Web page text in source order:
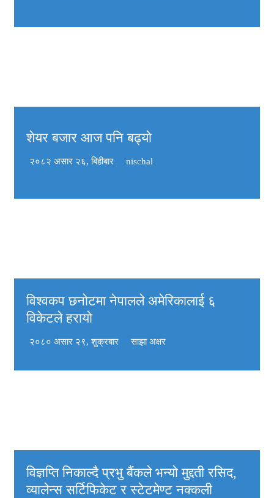
शेयर बजार आज पनि बढ्यो
२०८२ असार २६, बिहीबार nischal
विश्वकप छनोटमा नेपालले अमेरिकालाई ६
विकेटले हरायो
२०८० असार २९, शुक्रबार साझा अक्षर
विज्ञप्ति निकाल्दै प्रभु बैंकले भन्यो मुद्दती रसिद,
व्यालेन्स सर्टिफिकेट र स्टेटमेण्ट नक्कली